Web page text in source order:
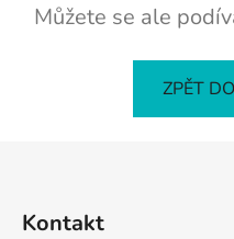
Můžete se ale
ZPĚT
Kontakt